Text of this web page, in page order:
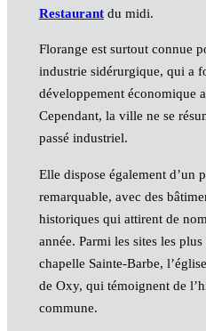
Restaurantdu midi.
Florange est surtout connue
industrie sidérurgique, qui a
développement économique
Cependant, la ville ne se
passé industriel.
Elle dispose également d’un
remarquable, avec des
historiques qui attirent de
année. Parmi les sites les
chapelle Sainte-Barbe,
de Oxy, qui témoignent de
commune.